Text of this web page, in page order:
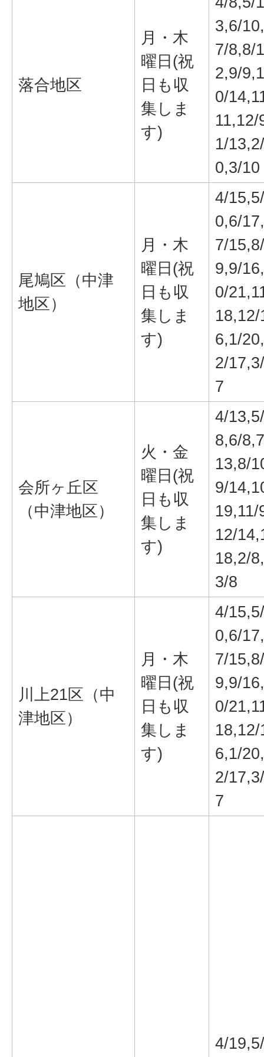
落合地区
月・木
曜日(祝
日も収
集しま
す)
3,6/10,
7/8,8/1
2,9/9,1
0/
11,12/
1/
0,3/10
尾鳩区（中津
地区）
月・木
曜日(祝
日も収
集しま
す)
4/
0,6/17,
7/
9,9/
0/
18,12/
6,1/20,
2/
7
会所ヶ丘区
（中津地区）
火・金
曜日(祝
日も収
集しま
す)
4/
8,6/
13,8/
9/
19,11/
12/
18,2/8,
3/8
川上21区（中
津地区）
月・木
曜日(祝
日も収
集しま
す)
4/
0,6/17,
7/
9,9/
0/
18,12/
6,1/20,
2/
7
4/